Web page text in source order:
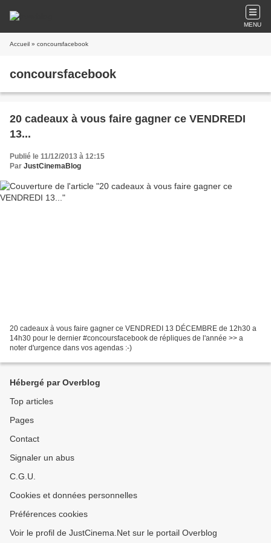
MENU
Accueil » concoursfacebook
concoursfacebook
20 cadeaux à vous faire gagner ce VENDREDI
13...
Publié le 11/12/2013 à 12:15
Par JustCinemaBlog
20 cadeaux à vous faire gagner ce VENDREDI 13 DÉCEMBRE de 12h30 a
14h30 pour le dernier #concoursfacebook de répliques de l'année >> a
noter d'urgence dans vos agendas :-)
Hébergé par Overblog
Top articles
Pages
Contact
Signaler un abus
C.G.U.
Cookies et données personnelles
Préférences cookies
Voir le profil de JustCinema.Net sur le portail Overblog